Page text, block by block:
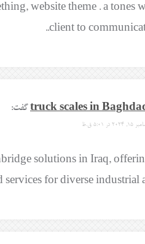
website theme . a tones
client to
truck scales in گفت:
2024 در 5:01 ق.ظ
solutions in Iraq,
for diverse industrial